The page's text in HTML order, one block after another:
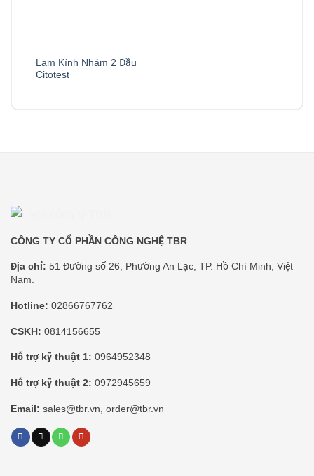
Lam Kính Nhám 2 Đầu
Citotest
CÔNG TY CỔ PHẦN CÔNG NGHỆ TBR
Địa chỉ: 51 Đường số 26, Phường An Lạc, TP. Hồ Chí Minh, Việt
Nam.
Hotline: 02866767762
CSKH: 0814156655
Hỗ trợ kỹ thuật 1: 0964952348
Hỗ trợ kỹ thuật 2: 0972945659
Email: sales@tbr.vn, order@tbr.vn